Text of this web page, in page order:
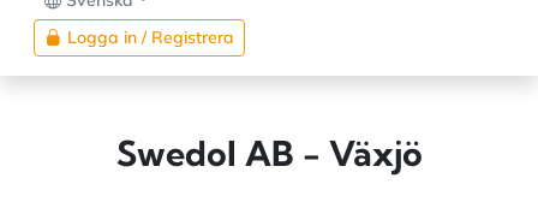
Logga in / Registrera
Swedol AB - Växjö